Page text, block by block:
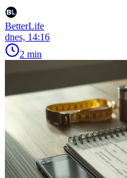
BetterLife
dnes, 14:16
2 min